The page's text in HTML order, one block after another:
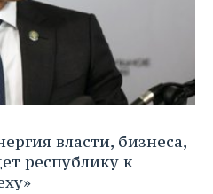
власти, бизнеса,
республику к